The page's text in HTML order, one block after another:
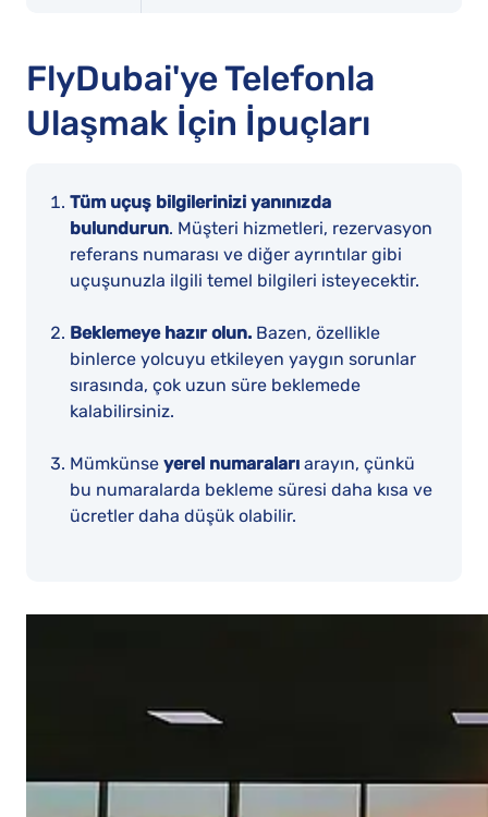
FlyDubai'ye Telefonla
Ulaşmak İçin İpuçları
Tüm uçuş bilgilerinizi yanınızda
bulundurun. Müşteri hizmetleri, rezervasyon
referans numarası ve diğer ayrıntılar gibi
uçuşunuzla ilgili temel bilgileri isteyecektir.
Beklemeye hazır olun. Bazen, özellikle
binlerce yolcuyu etkileyen yaygın sorunlar
sırasında, çok uzun süre beklemede
kalabilirsiniz.
Mümkünse yerel numaraları arayın, çünkü
bu numaralarda bekleme süresi daha kısa ve
ücretler daha düşük olabilir.